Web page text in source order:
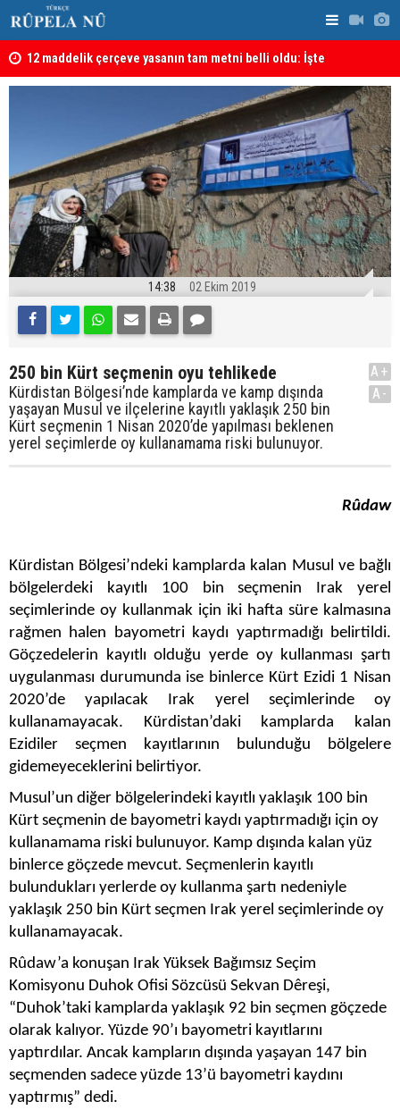
12 maddelik çerçeve yasanın tam metni belli oldu: İşte
tam metin!
14:38 02 Ekim 2019
250 bin Kürt seçmenin oyu tehlikede
Kürdistan Bölgesi’nde kamplarda ve kamp dışında
yaşayan Musul ve ilçelerine kayıtlı yaklaşık 250 bin
Kürt seçmenin 1 Nisan 2020’de yapılması beklenen
yerel seçimlerde oy kullanamama riski bulunuyor.
A+
A-
Rûdaw
Kürdistan Bölgesi’ndeki kamplarda kalan Musul ve bağlı
bölgelerdeki kayıtlı 100 bin seçmenin Irak yerel
seçimlerinde oy kullanmak için iki hafta süre kalmasına
rağmen halen bayometri kaydı yaptırmadığı belirtildi.
Göçzedelerin kayıtlı olduğu yerde oy kullanması şartı
uygulanması durumunda ise binlerce Kürt Ezidi 1 Nisan
2020’de yapılacak Irak yerel seçimlerinde oy
kullanamayacak. Kürdistan’daki kamplarda kalan
Ezidiler seçmen kayıtlarının bulunduğu bölgelere
gidemeyeceklerini belirtiyor.
Musul’un diğer bölgelerindeki kayıtlı yaklaşık 100 bin
Kürt seçmenin de bayometri kaydı yaptırmadığı için oy
kullanamama riski bulunuyor. Kamp dışında kalan yüz
binlerce göçzede mevcut. Seçmenlerin kayıtlı
bulundukları yerlerde oy kullanma şartı nedeniyle
yaklaşık 250 bin Kürt seçmen Irak yerel seçimlerinde oy
kullanamayacak.
Rûdaw’a konuşan Irak Yüksek Bağımsız Seçim
Komisyonu Duhok Ofisi Sözcüsü Sekvan Dêreşi,
“Duhok’taki kamplarda yaklaşık 92 bin seçmen göçzede
olarak kalıyor. Yüzde 90’ı bayometri kayıtlarını
yaptırdılar. Ancak kampların dışında yaşayan 147 bin
seçmenden sadece yüzde 13’ü bayometri kaydını
yaptırmış” dedi.